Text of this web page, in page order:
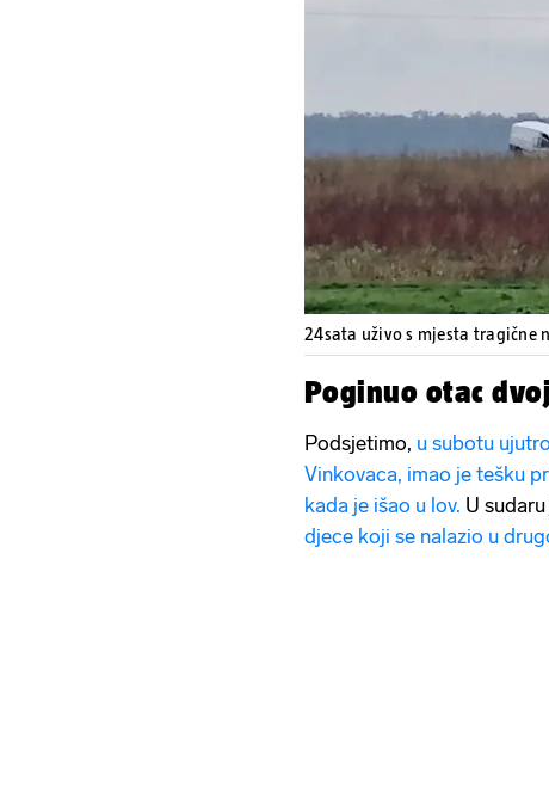
24sata uživo s mjesta tragične
Poginuo otac
Podsjetimo, u subotu
Vinkovaca, imao je tešku
kada je išao u lov. U
djece koji se nalazio u